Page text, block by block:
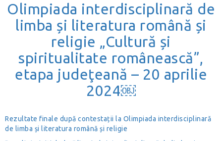
Olimpiada interdisciplinară de
limba și literatura română și
religie „Cultură și
spiritualitate românească”,
etapa judeţeană – 20 aprilie
2024￼
Rezultate finale după contestații la Olimpiada interdisciplinară
de limba și literatura română și religie